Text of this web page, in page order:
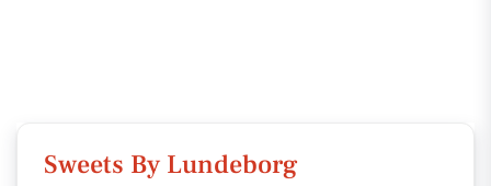
Sweets By Lundeborg